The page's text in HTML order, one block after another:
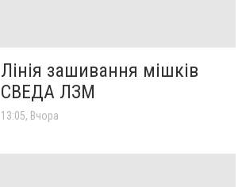
Лінія зашивання мішків
СВЕДА ЛЗМ
13:05, Вчора